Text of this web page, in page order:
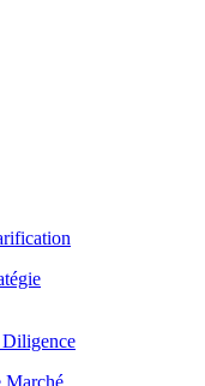
Marché